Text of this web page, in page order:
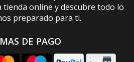
online y descubre todo lo
preparado para ti.
DE PAGO